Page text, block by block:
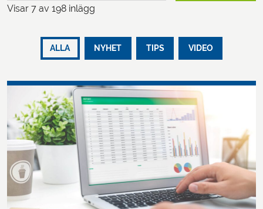
Visar 7 av 198 inlägg
ALLA NYHET TIPS VIDEO